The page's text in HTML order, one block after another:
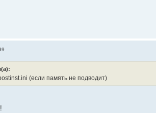
(если память не подводит)